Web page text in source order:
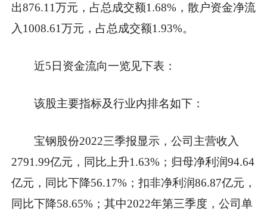
出876.11万元，占总成交额1.68%，散户资金净流
入1008.61万元，占总成交额1.93%。
近5日资金流向一览见下表：
该股主要指标及行业内排名如下：
宝钢股份2022三季报显示，公司主营收入
2791.99亿元，同比上升1.63%；归母净利润94.64
亿元，同比下降56.17%；扣非净利润86.87亿元，
同比下降58.65%；其中2022年第三季度，公司单